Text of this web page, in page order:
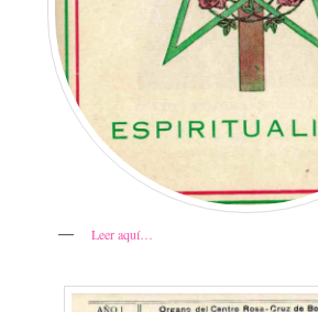
Leer aquí…